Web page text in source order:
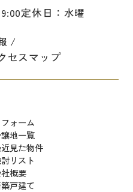
定休日：水曜
セスマップ
フォーム
地一覧
見た物件
リスト
概要
戸建て